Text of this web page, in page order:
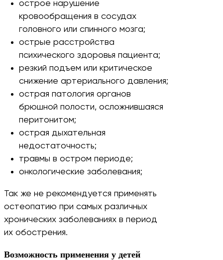
острое нарушение
кровообращения в сосудах
головного или спинного мозга;
острые расстройства
психического здоровья пациента;
резкий подъем или критическое
снижение артериального давления;
острая патология органов
брюшной полости, осложнившаяся
перитонитом;
острая дыхательная
недостаточность;
травмы в остром периоде;
онкологические заболевания;
Так же не рекомендуется применять
остеопатию при самых различных
хронических заболеваниях в период
их обострения.
Возможность применения у детей